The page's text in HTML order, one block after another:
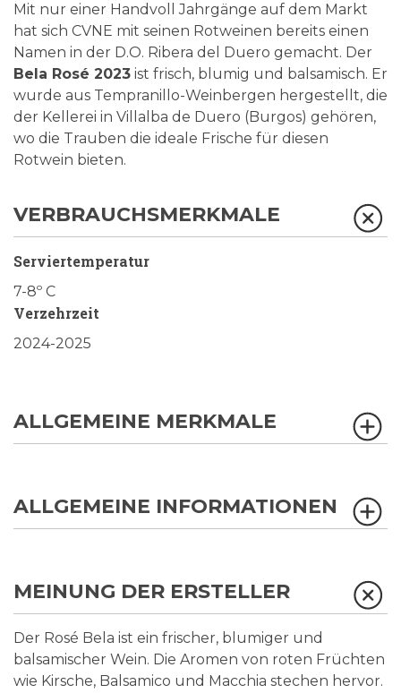
Mit nur einer Handvoll Jahrgänge auf dem Markt
hat sich CVNE mit seinen Rotweinen bereits einen
Namen in der D.O. Ribera del Duero gemacht. Der
Bela Rosé 2023 ist frisch, blumig und balsamisch. Er
wurde aus Tempranillo-Weinbergen hergestellt, die
der Kellerei in Villalba de Duero (Burgos) gehören,
wo die Trauben die ideale Frische für diesen
Rotwein bieten.
VERBRAUCHSMERKMALE
Serviertemperatur
7-8º C
Verzehrzeit
2024-2025
ALLGEMEINE MERKMALE
ALLGEMEINE INFORMATIONEN
MEINUNG DER ERSTELLER
Der Rosé Bela ist ein frischer, blumiger und
balsamischer Wein. Die Aromen von roten Früchten
wie Kirsche, Balsamico und Macchia stechen hervor.